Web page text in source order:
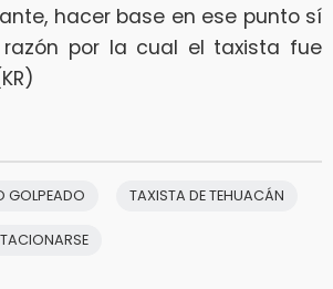
hacer base en ese punto sí
razón por la cual el taxista fue
GOLPEADO TAXISTA DE TEHUACÁN